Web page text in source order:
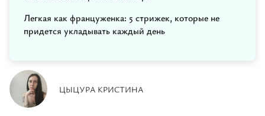
Легкая как француженка: 5 стрижек, которые не
придется укладывать каждый день
ЦЫЦУРА КРИСТИНА